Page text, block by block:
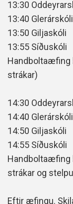
13:30
13:40 Glerárskóli
13:50 Giljaskóli
13:55 Síðuskóli
Handboltaæfing
strákar)
14:30
14:40 Glerárskóli
14:50 Giljaskóli
14:55 Síðuskóli
Handboltaæfing
strákar og
Eftir æfingu.